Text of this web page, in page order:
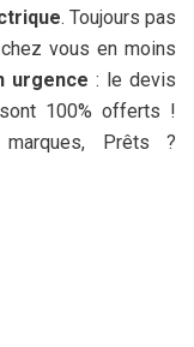
. Toujours pas
vous en moins
urgence : le devis
100% offerts !
Prêts ?